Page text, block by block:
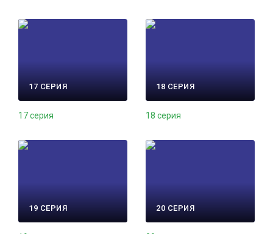
17 СЕРИЯ
17 серия
18 СЕРИЯ
18 серия
19 СЕРИЯ 20 СЕРИЯ